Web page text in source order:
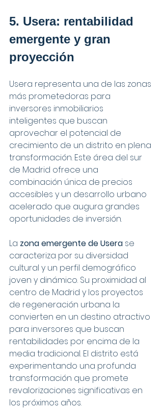
5. Usera: rentabilidad
emergente y gran
proyección
Usera representa una de las zonas
más prometedoras para
inversores inmobiliarios
inteligentes que buscan
aprovechar el potencial de
crecimiento de un distrito en plena
transformación. Este área del sur
de Madrid ofrece una
combinación única de precios
accesibles y un desarrollo urbano
acelerado que augura grandes
oportunidades de inversión.
La zona emergente de Usera se
caracteriza por su diversidad
cultural y un perfil demográfico
joven y dinámico. Su proximidad al
centro de Madrid y los proyectos
de regeneración urbana la
convierten en un destino atractivo
para inversores que buscan
rentabilidades por encima de la
media tradicional. El distrito está
experimentando una profunda
transformación que promete
revalorizaciones significativas en
los próximos años.